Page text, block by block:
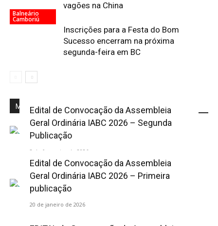
vagões na China
Balneário
Camboriú
Inscrições para a Festa do Bom
Sucesso encerram na próxima
segunda-feira em BC
Mais Popular
Edital de Convocação da Assembleia
Geral Ordinária IABC 2026 – Segunda
Publicação
2 de fevereiro de 2026
Edital de Convocação da Assembleia
Geral Ordinária IABC 2026 – Primeira
publicação
20 de janeiro de 2026